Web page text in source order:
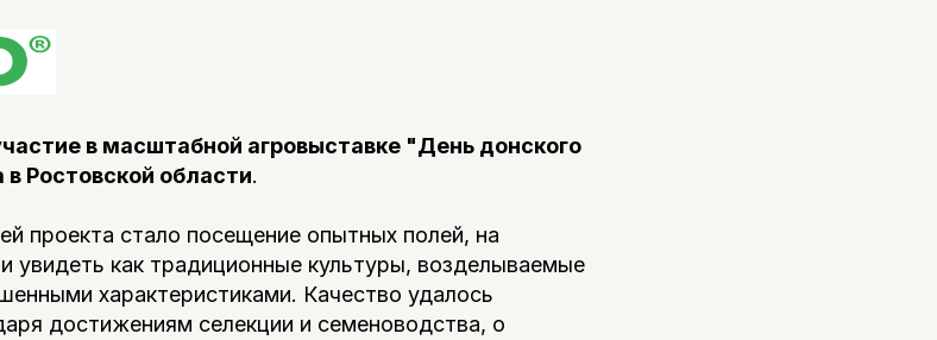
в масштабной агровыставке "День донского
Ростовской области.
проекта стало посещение опытных полей, на
увидеть как традиционные культуры, возделываемые
характеристиками. Качество удалось
достижениям селекции и семеноводства, о